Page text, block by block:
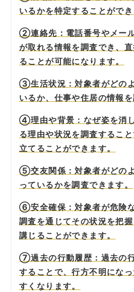
いるかを特定することができ
②連絡先：電話番号やメー
が取れる情報を調査でき、
ることが可能になります。
③生活状況：対象者がどの
いるか、仕事や住居の情報を
④理由や背景：なぜ姿を消
る理由や状況を調査するこ
立てることができます。
⑤交友関係：対象者がどの
っているかを調査できます。
⑥安全確保：対象者が危険な
調査を通じてその状況を把
講じることができます。
⑦過去の行動履歴：過去の
することで、行方不明にな
すくなります。